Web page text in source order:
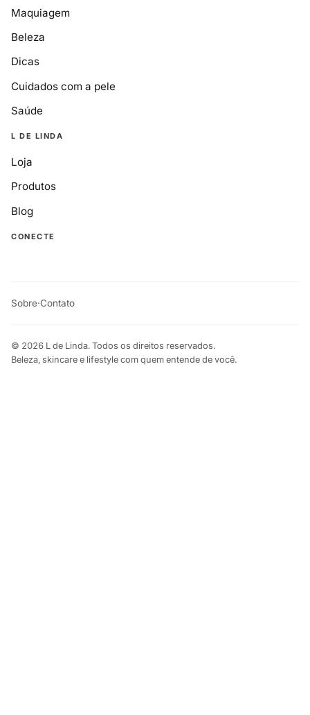
Maquiagem
Beleza
Dicas
Cuidados com a pele
Saúde
L DE LINDA
Loja
Produtos
Blog
CONECTE
Sobre·Contato
© 2026 L de Linda. Todos os direitos reservados.
Beleza, skincare e lifestyle com quem entende de você.